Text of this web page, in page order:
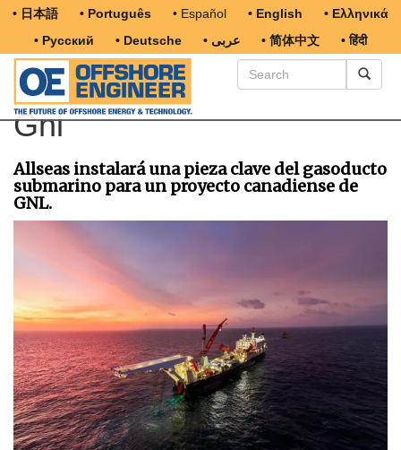
• 日本語 • Português • Español • English
• Ελληνικά
• Русский
• Deutsche • عربى • 简体中文 • हिंदी
Gnl
Allseas instalará una pieza clave del gasoducto
submarino para un proyecto canadiense de
GNL.